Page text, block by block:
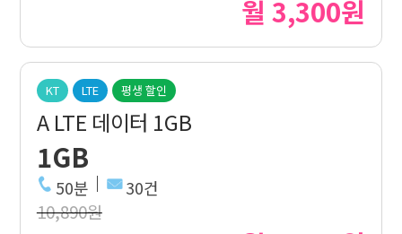
월 3,300원
KT LTE 평생 할인
A LTE 데이터 1GB
1GB
50분 30건
10,890원